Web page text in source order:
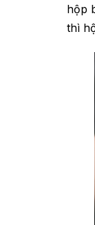
hộp
thì